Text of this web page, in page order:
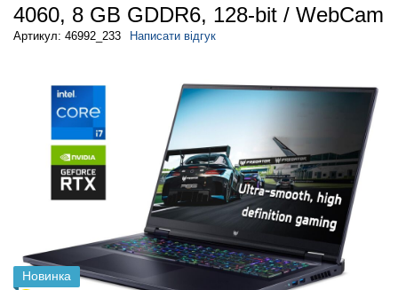
4060, 8 GB GDDR6, 128-bit / WebCam
Артикул: 46992_233 Написати відгук
Новинка